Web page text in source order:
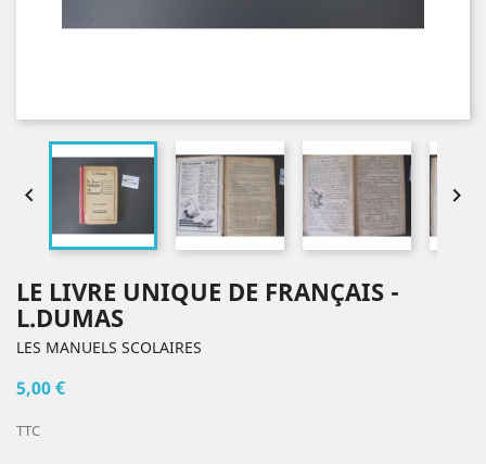
 
LE LIVRE UNIQUE DE FRANÇAIS -
L.DUMAS
LES MANUELS SCOLAIRES
5,00 €
TTC